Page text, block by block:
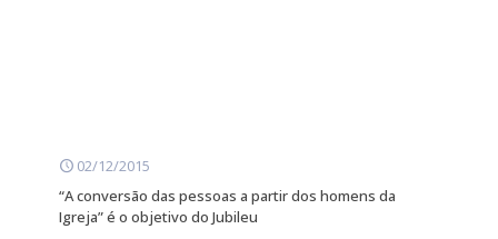
02/12/2015
“A conversão das pessoas a partir dos homens da
Igreja” é o objetivo do Jubileu